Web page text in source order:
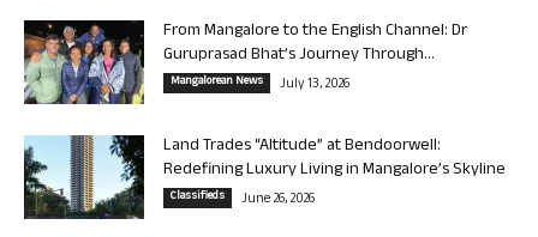
From Mangalore to the English Channel: Dr
Guruprasad Bhat’s Journey Through...
Mangalorean News July 13, 2026
Land Trades “Altitude” at Bendoorwell:
Redefining Luxury Living in Mangalore’s Skyline
Classifieds June 26, 2026